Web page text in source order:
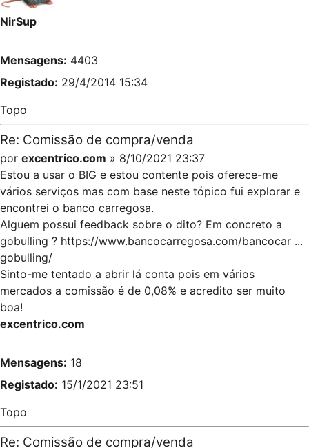
NirSup
Mensagens: 4403
Registado: 29/4/2014 15:34
Topo
Re: Comissão de compra/venda
por excentrico.com » 8/10/2021 23:37
Estou a usar o BIG e estou contente pois oferece-me
vários serviços mas com base neste tópico fui explorar e
encontrei o banco carregosa.
Alguem possui feedback sobre o dito? Em concreto a
gobulling ? https://www.bancocarregosa.com/bancocar ...
gobulling/
Sinto-me tentado a abrir lá conta pois em vários
mercados a comissão é de 0,08% e acredito ser muito
boa!
excentrico.com
Mensagens: 18
Registado: 15/1/2021 23:51
Topo
Re: Comissão de compra/venda